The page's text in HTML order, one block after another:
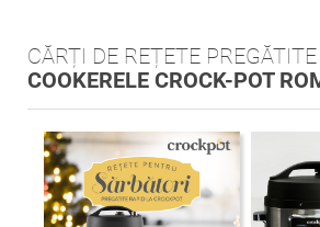
CĂRȚI DE REȚETE
COOKERELE CROCK-POT